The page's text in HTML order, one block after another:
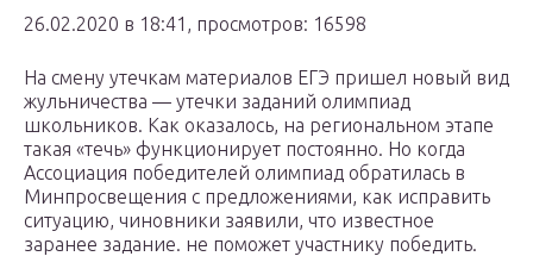
26.02.2020 в 18:41, просмотров: 16598
На смену утечкам материалов ЕГЭ пришел новый вид
жульничества — утечки заданий олимпиад
школьников. Как оказалось, на региональном этапе
такая «течь» функционирует постоянно. Но когда
Ассоциация победителей олимпиад обратилась в
Минпросвещения с предложениями, как исправить
ситуацию, чиновники заявили, что известное
заранее задание. не поможет участнику победить.